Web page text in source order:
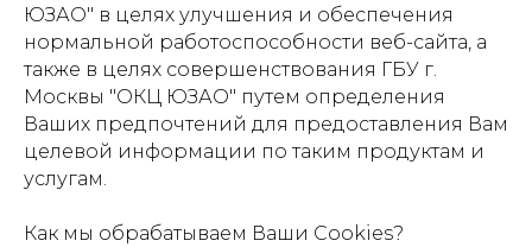
ЮЗАО" в целях улучшения и обеспечения
нормальной работоспособности веб-сайта, а
также в целях совершенствования ГБУ г.
Москвы "ОКЦ ЮЗАО" путем определения
Ваших предпочтений для предоставления Вам
целевой информации по таким продуктам и
услугам.
Как мы обрабатываем Ваши Cookies?